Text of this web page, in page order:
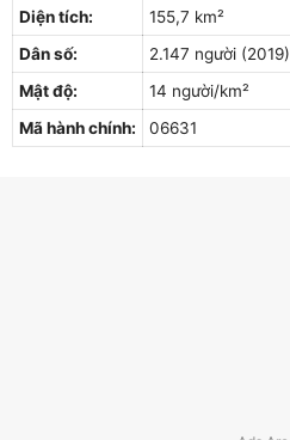
Diện tích:
155,7 km²
Dân số:
2.147 người (2019)
Mật độ:
14 người/km²
Mã hành chính:
06631